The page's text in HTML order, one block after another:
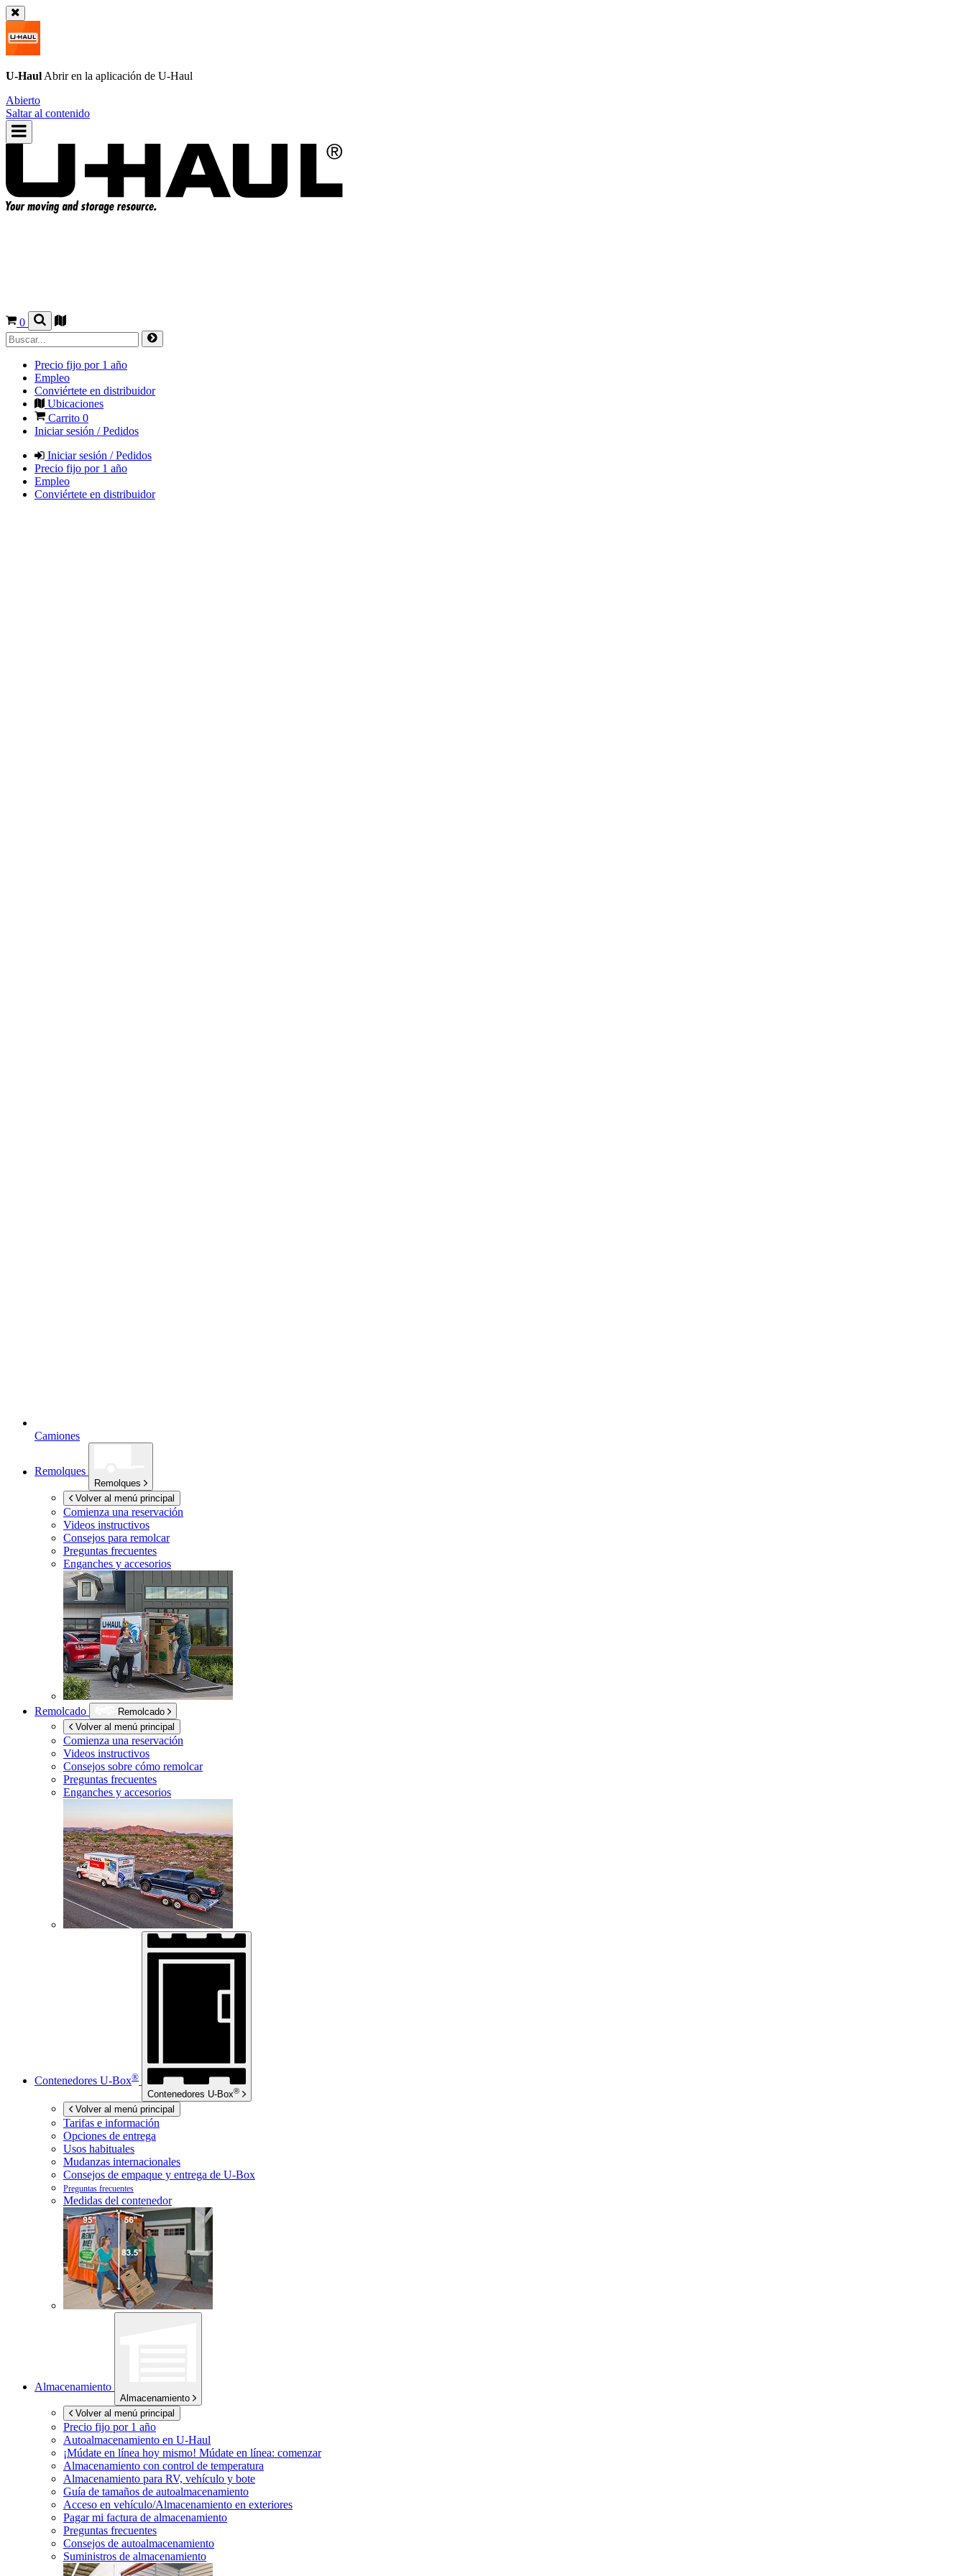
U-Haul Abrir en la aplicación de U-Haul
Abierto
Saltar al contenido
0
Precio fijo por 1 año
Empleo
Conviértete en distribuidor
Ubicaciones
Carrito 0
Iniciar sesión / Pedidos
Iniciar sesión / Pedidos
Precio fijo por 1 año
Empleo
Conviértete en distribuidor
Camiones
Remolques
Remolques
Volver al menú principal
Comienza una reservación
Videos instructivos
Consejos para remolcar
Preguntas frecuentes
Enganches y accesorios
Remolcado
Remolcado
Volver al menú principal
Comienza una reservación
Videos instructivos
Consejos sobre cómo remolcar
Preguntas frecuentes
Enganches y accesorios
Contenedores U-Box®
Contenedores U-Box®
Volver al menú principal
Tarifas e información
Opciones de entrega
Usos habituales
Mudanzas internacionales
Consejos de empaque y entrega de U-Box
Preguntas frecuentes
Medidas del contenedor
Almacenamiento
Almacenamiento
Volver al menú principal
Precio fijo por 1 año
Autoalmacenamiento en U-Haul
¡Múdate en línea hoy mismo! Múdate en línea: comenzar
Almacenamiento con control de temperatura
Almacenamiento para RV, vehículo y bote
Guía de tamaños de autoalmacenamiento
Acceso en vehículo/Almacenamiento en exteriores
Pagar mi factura de almacenamiento
Preguntas frecuentes
Consejos de autoalmacenamiento
Suministros de almacenamiento